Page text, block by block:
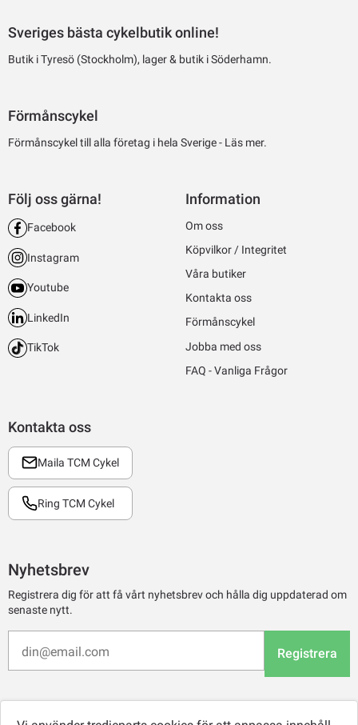
Sveriges bästa cykelbutik online!
Butik i Tyresö (Stockholm), lager & butik i Söderhamn.
Förmånscykel
Förmånscykel till alla företag i hela Sverige - Läs mer.
Kontakta oss
Maila TCM Cykel
Ring TCM Cykel
Följ oss gärna!
Facebook
Instagram
Youtube
LinkedIn
TikTok
Information
Om oss
Köpvilkor / Integritet
Våra butiker
Kontakta oss
Förmånscykel
Jobba med oss
FAQ - Vanliga Frågor
Nyhetsbrev
Registrera dig för att få vårt nyhetsbrev och hålla dig uppdaterad om
senaste nytt.
Registrera